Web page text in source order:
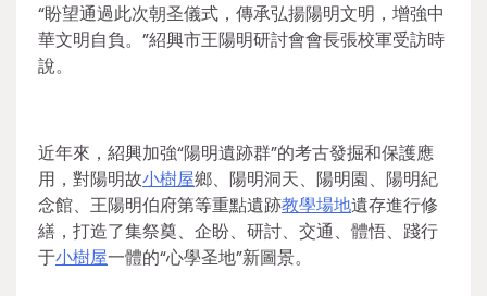
“盼望通過此次朝圣儀式，傳承弘揚陽明文明，增強中
華文明自負。”紹興市王陽明研討會會長張校軍受訪時
說。
近年來，紹興加強“陽明遺跡群”的考古發掘和保護應
用，對陽明故小樹屋鄉、陽明洞天、陽明園、陽明紀
念館、王陽明伯府第等重點遺跡教學場地遺存進行修
繕，打造了集祭奠、企盼、研討、交通、體悟、踐行
于小樹屋一體的“心學圣地”新圖景。